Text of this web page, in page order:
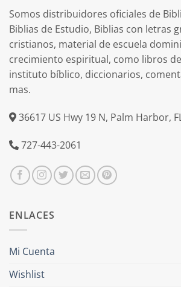
Somos distribuidores oficiales de
Biblias de Estudio, Biblias con letras
cristianos, material de escuela
crecimiento espiritual, como libros
instituto bíblico, diccionarios,
mas.
36617 US Hwy 19 N, Palm Harbor,
727-443-2061
ENLACES
Mi Cuenta
Wishlist